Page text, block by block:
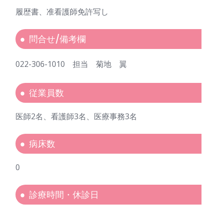
履歴書、准看護師免許写し
問合せ/備考欄
022-306-1010 担当 菊地 翼
従業員数
医師2名、看護師3名、医療事務3名
病床数
0
診療時間・休診日